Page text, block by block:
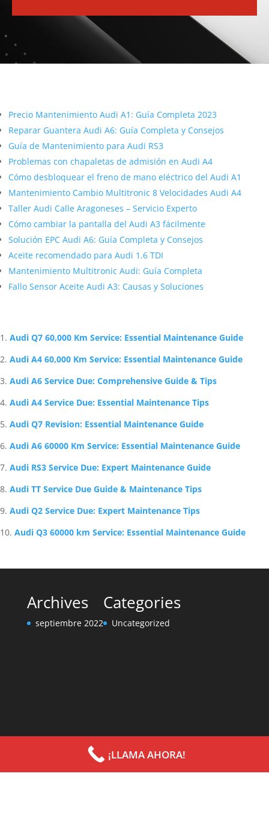
Precio Mantenimiento Audi A1: Guía Completa 2023
Reparar Guantera Audi A6: Guía Completa y Consejos
Guía de Mantenimiento para Audi RS3
Problemas con chapaletas de admisión en Audi A4
Cómo desbloquear el freno de mano eléctrico del Audi A1
Mantenimiento Cambio Multitronic 8 Velocidades Audi A4
Taller Audi Calle Aragoneses – Servicio Experto
Cómo cambiar la pantalla del Audi A3 fácilmente
Solución EPC Audi A6: Guía Completa y Consejos
Aceite recomendado para Audi 1.6 TDI
Mantenimiento Multitronic Audi: Guía Completa
Fallo Sensor Aceite Audi A3: Causas y Soluciones
Audi Q7 60,000 Km Service: Essential Maintenance Guide
Audi A4 60,000 Km Service: Essential Maintenance Guide
Audi A6 Service Due: Comprehensive Guide & Tips
Audi A4 Service Due: Essential Maintenance Tips
Audi Q7 Revision: Essential Maintenance Guide
Audi A6 60000 Km Service: Essential Maintenance Guide
Audi RS3 Service Due: Expert Maintenance Guide
Audi TT Service Due Guide & Maintenance Tips
Audi Q2 Service Due: Expert Maintenance Tips
Audi Q3 60000 km Service: Essential Maintenance Guide
Archives
septiembre 2022
Categories
Uncategorized
¡LLAMA AHORA!